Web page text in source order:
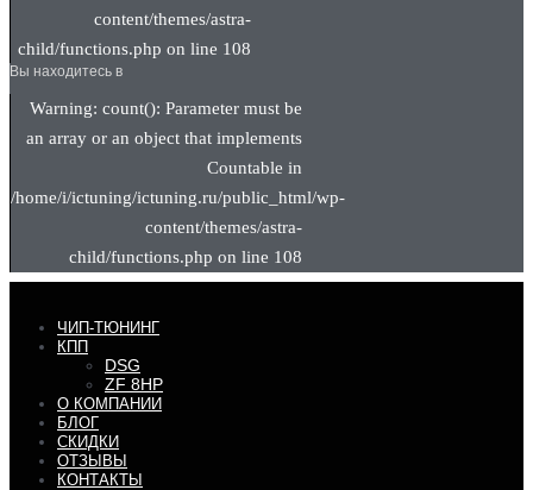
content/themes/astra-
child/functions.php on line 108
Вы находитесь в
Warning: count(): Parameter must be
an array or an object that implements
Countable in
/home/i/ictuning/ictuning.ru/public_html/wp-
content/themes/astra-
child/functions.php on line 108
ЧИП-ТЮНИНГ
КПП
DSG
ZF 8HP
О КОМПАНИИ
БЛОГ
СКИДКИ
ОТЗЫВЫ
КОНТАКТЫ